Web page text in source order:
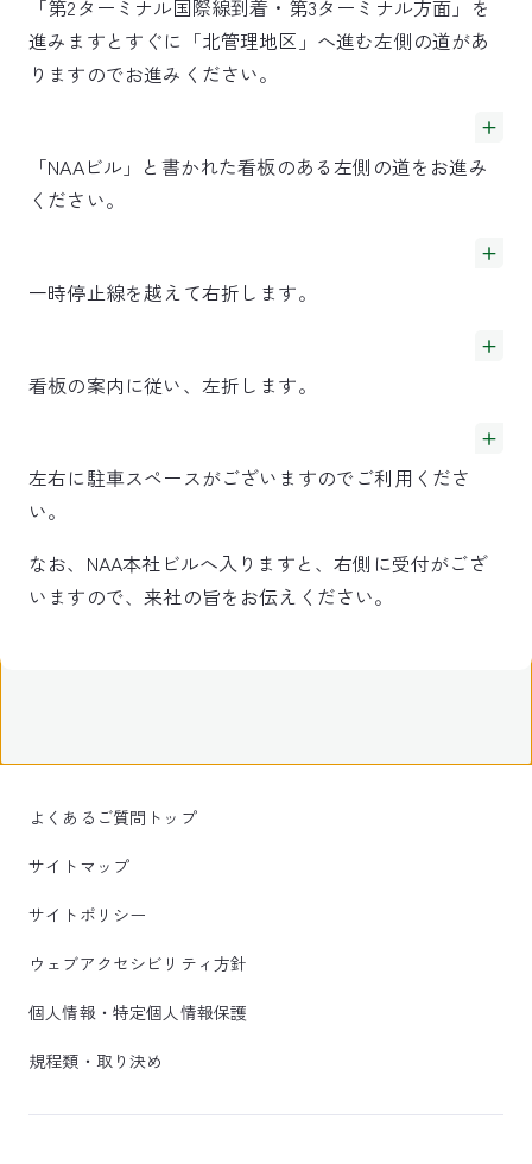
「第2ターミナル国際線到着・第3ターミナル方面」を
進みますとすぐに「北管理地区」へ進む左側の道があ
りますのでお進みください。
「NAAビル」と書かれた看板のある左側の道をお進み
ください。
一時停止線を越えて右折します。
看板の案内に従い、左折します。
左右に駐車スペースがございますのでご利用くださ
い。
なお、NAA本社ビルへ入りますと、右側に受付がござ
いますので、来社の旨をお伝えください。
よくあるご質問トップ
サイトマップ
サイトポリシー
ウェブアクセシビリティ方針
個人情報・特定個人情報保護
規程類・取り決め